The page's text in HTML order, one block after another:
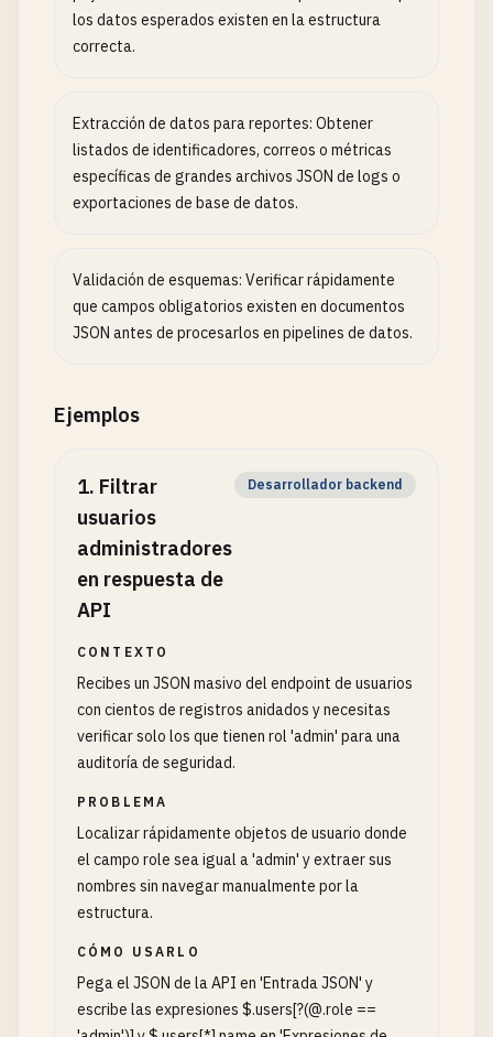
los datos esperados existen en la estructura
correcta.
Extracción de datos para reportes: Obtener
listados de identificadores, correos o métricas
específicas de grandes archivos JSON de logs o
exportaciones de base de datos.
Validación de esquemas: Verificar rápidamente
que campos obligatorios existen en documentos
JSON antes de procesarlos en pipelines de datos.
Ejemplos
1. Filtrar
usuarios
administradores
en respuesta de
API
Desarrollador backend
CONTEXTO
Recibes un JSON masivo del endpoint de usuarios
con cientos de registros anidados y necesitas
verificar solo los que tienen rol 'admin' para una
auditoría de seguridad.
PROBLEMA
Localizar rápidamente objetos de usuario donde
el campo role sea igual a 'admin' y extraer sus
nombres sin navegar manualmente por la
estructura.
CÓMO USARLO
Pega el JSON de la API en 'Entrada JSON' y
escribe las expresiones $.users[?(@.role ==